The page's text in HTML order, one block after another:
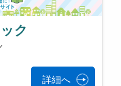
ク
詳細へ